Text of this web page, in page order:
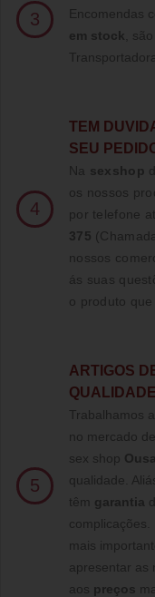
3 Encomendas
em stock ,
4
TE M
SEU
Na sexshop
os nossos
por telefone
375
nossos
ás suas
o produto que
5
ARTIGOS
QUALIDADE
Trabalhamos
no mercado de
sex shop
qualidade.
têm garantia
mais
apresentar as
aos preços